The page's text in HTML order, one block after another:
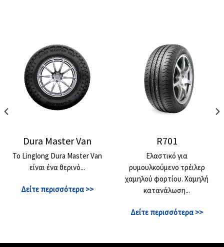
Dura Master Van
Το Linglong Dura Master Van
είναι ένα θερινό...
Δείτε περισσότερα >>
R701
Ελαστικό για
ρυμουλκούμενο τρέιλερ
χαμηλού φορτίου. Χαμηλή
κατανάλωση...
Δείτε περισσότερα >>